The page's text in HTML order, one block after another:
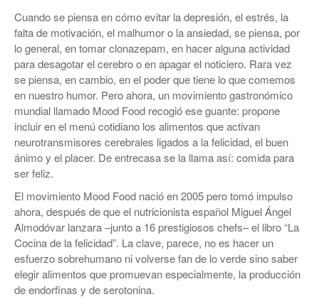
JUDICIALES
ELLAS
TECNO
VIDEOS
Cuando se piensa en cómo evitar la depresión, el estrés, la
falta de motivación, el malhumor o la ansiedad, se piensa, por
lo general, en tomar clonazepam, en hacer alguna actividad
para desagotar el cerebro o en apagar el noticiero. Rara vez
se piensa, en cambio, en el poder que tiene lo que comemos
en nuestro humor. Pero ahora, un movimiento gastronómico
mundial llamado Mood Food recogió ese guante: propone
incluir en el menú cotidiano los alimentos que activan
neurotransmisores cerebrales ligados a la felicidad, el buen
ánimo y el placer. De entrecasa se la llama así: comida para
ser feliz.
El movimiento Mood Food nació en 2005 pero tomó impulso
ahora, después de que el nutricionista español Miguel Ángel
Almodóvar lanzara –junto a 16 prestigiosos chefs– el libro “La
Cocina de la felicidad”. La clave, parece, no es hacer un
esfuerzo sobrehumano ni volverse fan de lo verde sino saber
elegir alimentos que promuevan especialmente, la producción
de endorfinas y de serotonina.